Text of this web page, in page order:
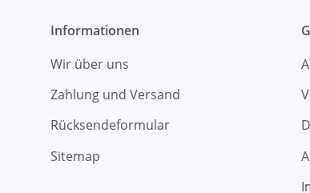
Informationen
Wir über uns
Zahlung und Versand
Rücksendeformular
Sitemap